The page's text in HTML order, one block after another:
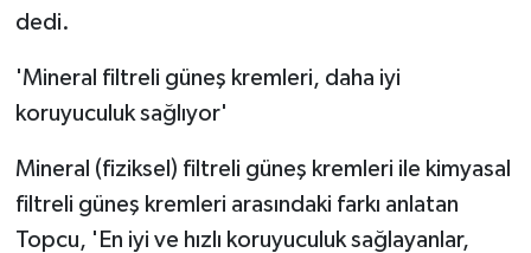
dedi.
'Mineral filtreli güneş kremleri, daha iyi
koruyuculuk sağlıyor'
Mineral (fiziksel) filtreli güneş kremleri ile kimyasal
filtreli güneş kremleri arasındaki farkı anlatan
Topcu, 'En iyi ve hızlı koruyuculuk sağlayanlar,